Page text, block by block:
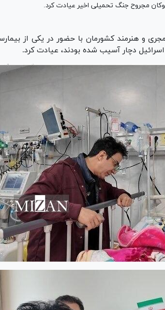
مجروح جنگ تحمیلی اخیر عیادت کرد.
و هنرمند کشورمان با حضور در یکی از
دچار آسیب شده بودند، عیادت کرد.